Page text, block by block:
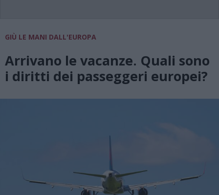
GIÙ LE MANI DALL'EUROPA
Arrivano le vacanze. Quali sono
i diritti dei passeggeri europei?